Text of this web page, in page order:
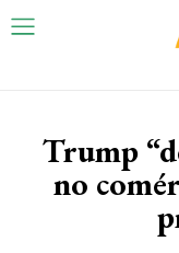
Trump
no